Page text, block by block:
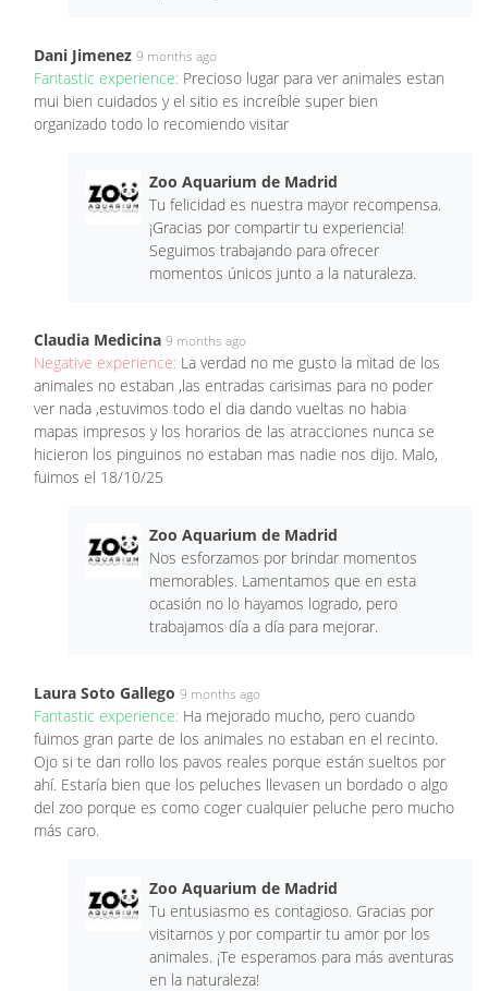
Dani Jimenez 9 months ago
Fantastic experience: Precioso lugar para ver animales estan
mui bien cuidados y el sitio es increíble super bien
organizado todo lo recomiendo visitar
Zoo Aquarium de Madrid
Tu felicidad es nuestra mayor recompensa.
¡Gracias por compartir tu experiencia!
Seguimos trabajando para ofrecer
momentos únicos junto a la naturaleza.
Claudia Medicina 9 months ago
Negative experience: La verdad no me gusto la mitad de los
animales no estaban ,las entradas carisimas para no poder
ver nada ,estuvimos todo el dia dando vueltas no habia
mapas impresos y los horarios de las atracciones nunca se
hicieron los pinguinos no estaban mas nadie nos dijo. Malo,
fuimos el 18/10/25
Zoo Aquarium de Madrid
Nos esforzamos por brindar momentos
memorables. Lamentamos que en esta
ocasión no lo hayamos logrado, pero
trabajamos día a día para mejorar.
Laura Soto Gallego 9 months ago
Fantastic experience: Ha mejorado mucho, pero cuando
fuimos gran parte de los animales no estaban en el recinto.
Ojo si te dan rollo los pavos reales porque están sueltos por
ahí. Estaría bien que los peluches llevasen un bordado o algo
del zoo porque es como coger cualquier peluche pero mucho
más caro.
Zoo Aquarium de Madrid
Tu entusiasmo es contagioso. Gracias por
visitarnos y por compartir tu amor por los
animales. ¡Te esperamos para más aventuras
en la naturaleza!